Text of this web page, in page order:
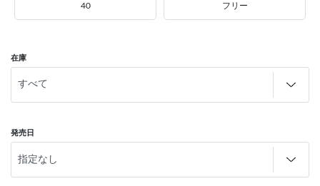
40 フリー
在庫
発売日